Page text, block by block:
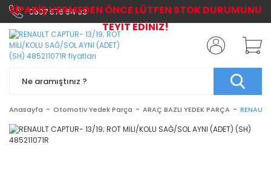
0507 576 64 03
Anasayfa Otomotiv Yedek Parça ARAÇ BAZLI YEDEK PARÇA
SİPARİŞ VERMEDEN ÖNCE LÜTFEN STOK DURUMUNU
TEYİT EDİNİZ!